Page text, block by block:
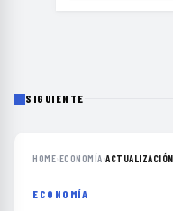
SIGUIENTE
HOME›ECONOMÍA›
ECONOMÍA